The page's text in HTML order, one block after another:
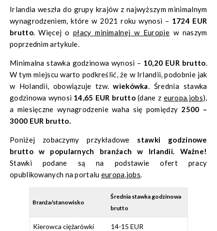
Irlandia weszła do grupy krajów z najwyższym minimalnym
wynagrodzeniem, które w 2021 roku wynosi – 1724 EUR
brutto. Więcej opłacy minimalnej w Europiew naszym
poprzednim artykule.
Minimalna stawka godzinowa wynosi – 10,20 EUR brutto.
W tym miejscu warto podkreślić, że w Irlandii, podobnie jak
w Holandii, obowiązuje tzw.wiekówka. Średnia stawka
godzinowa wynosi 14,65 EUR brutto(dane z europa.jobs),
a miesięczne wynagrodzenie waha się pomiędzy 2500 –
3000 EUR brutto.
Poniżej zobaczymy przykładowe stawki godzinowe
brutto w popularnych branżach w Irlandii.
Ważne!
Stawki podane są na podstawie ofert pracy
opublikowanych na portalu europa.jobs.
Branża/stanowisko
Średnia stawka godzinowa
brutto
Kierowca ciężarówki 14-15 EUR